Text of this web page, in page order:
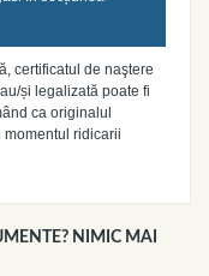
certificatul de naştere
și legalizată poate fi
ca originalul
ridicarii
NIMIC MAI